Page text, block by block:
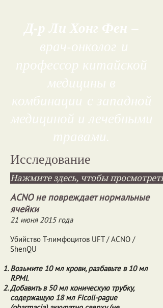
Д-р Ли Хонг Фен –
врач-онколог и
профессор китайской
медицины в
комбинации с западной
медициной и лечебными
травами.
Исследование
Нажмите здесь, чтобы просмотреть
ACNO не повреждает нормальные
ячейки
21 июня 2015 года
Убийство Т-лимфоцитов UFT / ACNO /
ShenQU
Возьмите 10 мл крови, разбавьте в 10 мл
RPMI.
Добавить в 50 мл коническую трубку,
содержащую 18 мл Ficoll-pague